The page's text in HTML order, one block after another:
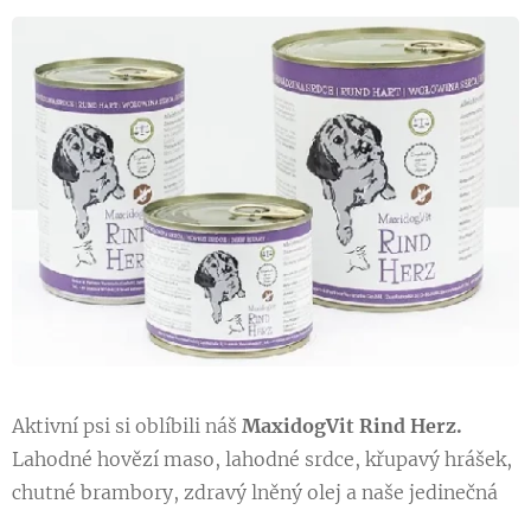
Aktivní psi si oblíbili náš MaxidogVit Rind Herz.
Lahodné hovězí maso, lahodné srdce, křupavý hrášek,
chutné brambory, zdravý lněný olej a naše jedinečná